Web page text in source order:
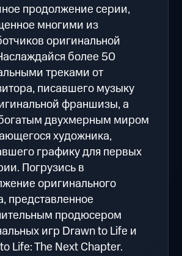
продолжение серии,
многими из
оригинальной
более 50
треками от
писавшего музыку
франшизы, а
двухмерным миром
художника,
графику для первых
Погрузись в
оригинального
представленное
продюсером
игр Drawn to Life и
Life: The Next Chapter.